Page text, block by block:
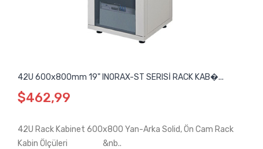
42U 600x800mm 19" INORAX-ST SERISİ RACK KAB�...
$462,99
42U Rack Kabinet 600x800 Yan-Arka Solid, Ön Cam Rack
Kabin Ölçüleri &nb..